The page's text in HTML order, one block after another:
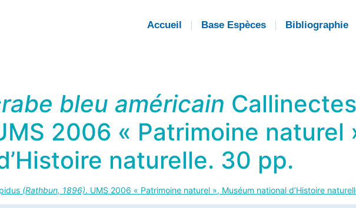
Accueil Base Espèces Bibliographie
bleu américain
2006 « Patrimoine naturel
naturelle. 30 pp.
(Rathbun, 1896). UMS 2006 « Patrimoine naturel », Muséum national d’Histoire